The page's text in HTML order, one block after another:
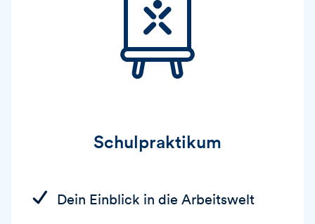
Schulpraktikum
Dein Einblick in die Arbeitswelt